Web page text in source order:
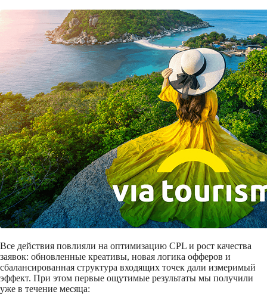
Все действия повлияли на оптимизацию CPL и рост качества
заявок: обновленные креативы, новая логика офферов и
сбалансированная структура входящих точек дали измеримый
эффект. При этом первые ощутимые результаты мы получили
уже в течение месяца: